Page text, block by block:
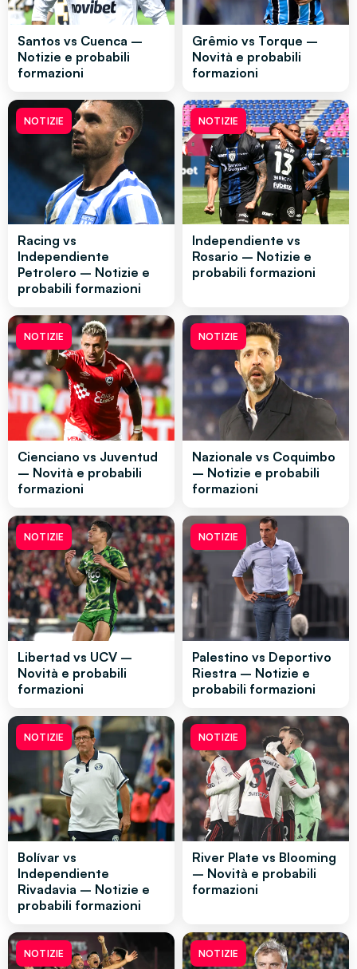
Santos vs Cuenca –
Notizie e probabili
formazioni
Grêmio vs Torque –
Novità e probabili
formazioni
NOTIZIE
Racing vs
Independiente
Petrolero – Notizie e
probabili formazioni
NOTIZIE
Independiente vs
Rosario – Notizie e
probabili formazioni
NOTIZIE
Cienciano vs Juventud
– Novità e probabili
formazioni
NOTIZIE
Nazionale vs Coquimbo
– Notizie e probabili
formazioni
NOTIZIE
Libertad vs UCV –
Novità e probabili
formazioni
NOTIZIE
Palestino vs Deportivo
Riestra – Notizie e
probabili formazioni
NOTIZIE
Bolívar vs
Independiente
Rivadavia – Notizie e
probabili formazioni
NOTIZIE
River Plate vs Blooming
– Novità e probabili
formazioni
NOTIZIE NOTIZIE